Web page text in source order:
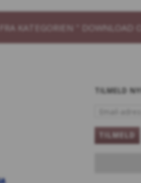
KATEGORIEN " DOWNLOAD
TILMELD
TILMELD